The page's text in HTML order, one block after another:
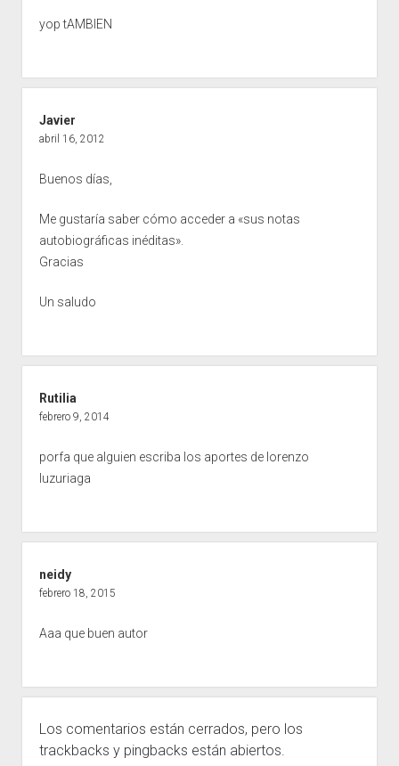
yop tAMBIEN
Javier
abril 16, 2012
Buenos días,
Me gustaría saber cómo acceder a «sus notas
autobiográficas inéditas».
Gracias
Un saludo
Rutilia
febrero 9, 2014
porfa que alguien escriba los aportes de lorenzo
luzuriaga
neidy
febrero 18, 2015
Aaa que buen autor
Los comentarios están cerrados, pero los
trackbacks y pingbacks están abiertos.